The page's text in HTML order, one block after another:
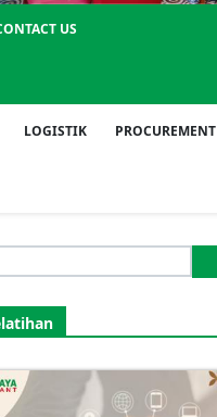
US
LOGISTIK PROCUREMENT